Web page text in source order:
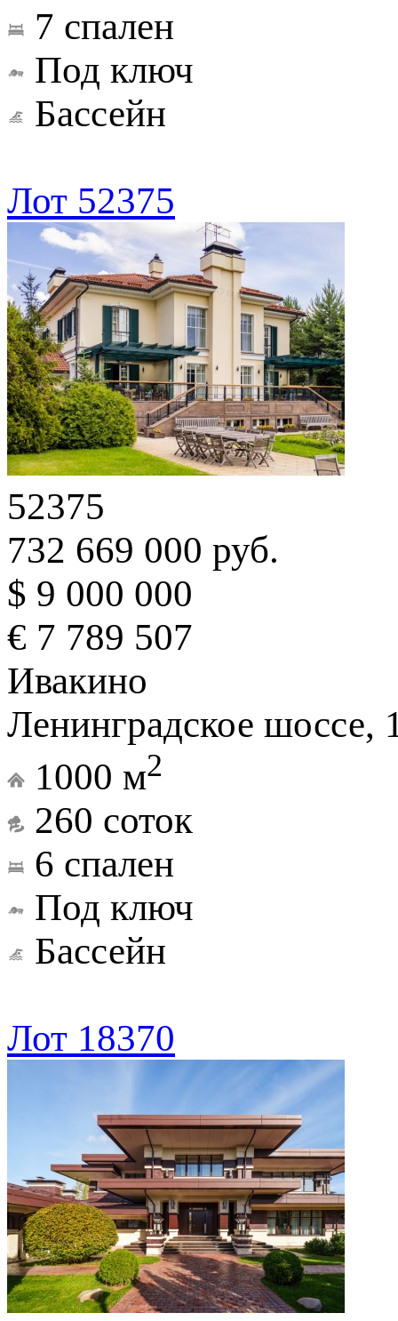
7 спален
Под ключ
Бассейн
Лот 52375
52375
732 669 000 руб.
$ 9 000 000
€ 7 789 507
Ивакино
Ленинградское шоссе,
1000 м2
260 соток
6 спален
Под ключ
Бассейн
Лот 18370